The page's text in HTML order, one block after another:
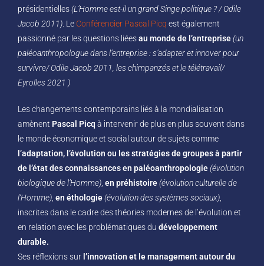
présidentielles(L’Homme est-il un grand Singe politique ? / Odile
Jacob 2011) . Le Conférencier Pascal Picq est également
passionné par les questions liéesau monde de l’entreprise(un
paléoanthropologue dans l’entreprise : s’adapter et innover pour
survivre/ Odile Jacob 2011, les chimpanzés et le télétravail/
Eyrolles 2021 )
Les changements contemporains liés à la mondialisation
amènent Pascal Picq à intervenir de plus en plus souvent dans
le monde économique et social autour de sujets comme
l’adaptation, l’évolution ou les stratégies de groupes à partir
de l’état des connaissances en paléoanthropologie(évolution
biologique de l’Homme) en préhistoire(évolution culturelle de
l’Homme) en éthologie(évolution des systèmes sociaux)
inscrites dans le cadre des théories modernes de l’évolution et
en relation avec les problématiques du développement
durable.
Ses réflexions sur l’innovation et le management autour du